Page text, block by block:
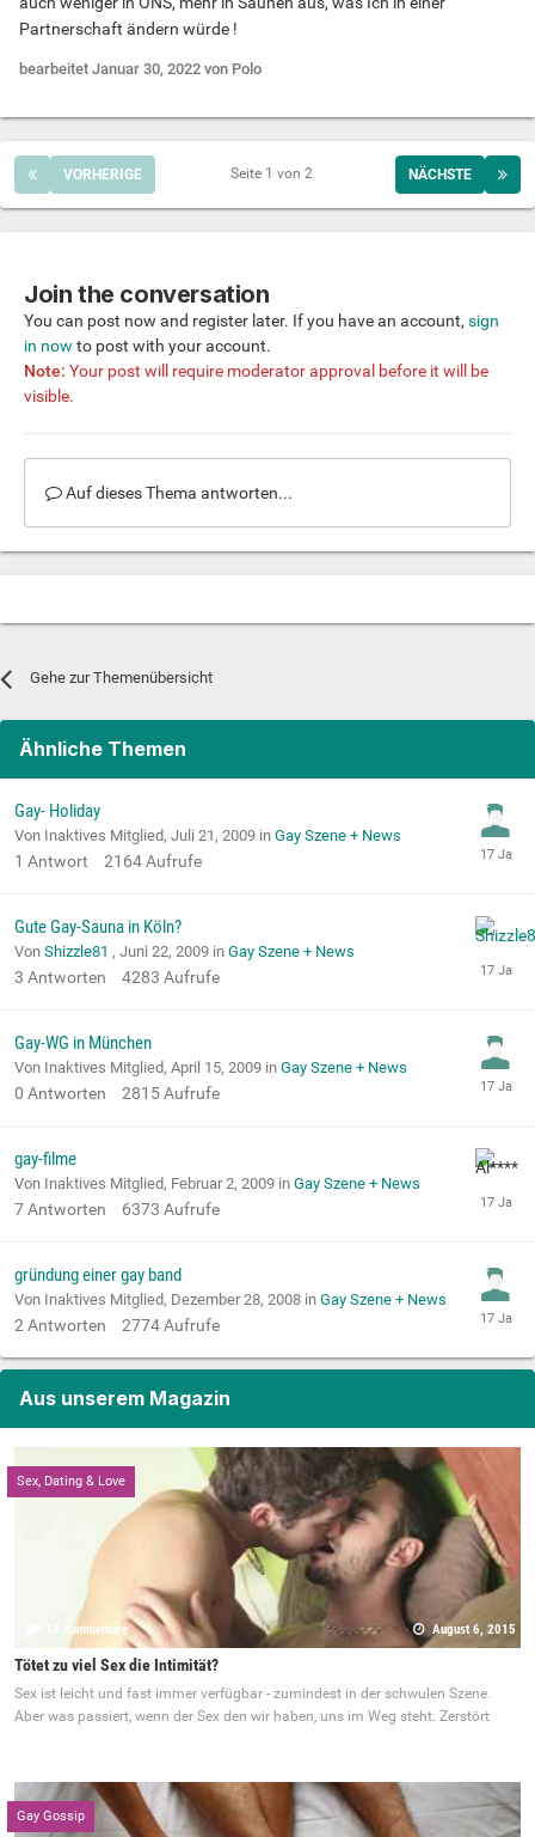
Partnerschaft ändern würde !
bearbeitet Januar 30, 2022 von Polo
VORHERIGE NÄCHSTE
Seite 1 von 2
Join the conversation
You can post now and register later. If you have an account, sign
in now to post with your account.
Note: Your post will require moderator approval before it will be
visible.
Auf dieses Thema antworten...
Gehe zur Themenübersicht
Ähnliche Themen
Gay- Holiday
Von Inaktives Mitglied, Juli 21, 2009 in Gay Szene + News
1 Antwort 2164Aufrufe
Gute Gay-Sauna in Köln?
Von Shizzle81 , Juni 22, 2009 in Gay Szene + News
3 Antworten 4283 Aufrufe
Gay-WG in München
Von Inaktives Mitglied, April 15, 2009 in Gay Szene + News
0 Antworten 2815Aufrufe
gay-filme
Von Inaktives Mitglied, Februar 2, 2009 in Gay Szene + News
7Antworten 6373 Aufrufe
gründung einer gay band
Von Inaktives Mitglied, Dezember 28, 2008 in Gay Szene + News
2Antworten 2774Aufrufe
Aus unserem Magazin
Sex, Dating & Love
13 Kommentare August 6, 2015
Tötet zu viel Sex die Intimität?
Sex ist leicht und fast immer verfügbar - zumindest in der schwulen Szene.
Aber was passiert, wenn der Sex den wir haben, uns im Weg steht. Zerstört
Gay Gossip